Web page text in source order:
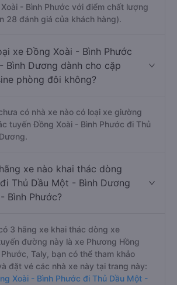
- Bình Phước với điểm chất lượng
28 đánh giá của khách hàng).
xe Đồng Xoài - Bình Phước
Bình Dương dành cho cặp
phòng đôi không?
có nhà xe nào có loại xe giường
tuyến Đồng Xoài - Bình Phước đi Thủ
xe nào khai thác dòng
Thủ Dầu Một - Bình Dương
Bình Phước?
3 hãng xe khai thác dòng xe
đường này là xe Phương Hồng
Taly, bạn có thể tham khảo
đặt vé các nhà xe này tại trang này:
Xoài - Bình Phước đi Thủ Dầu Một -